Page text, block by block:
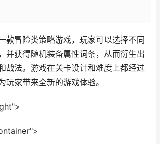
款冒险类策略游戏，玩家可以选择不同
并获得随机装备属性词条，从而衍生出
战法。游戏在关卡设计和难度上都经过
玩家带来全新的游戏体验。